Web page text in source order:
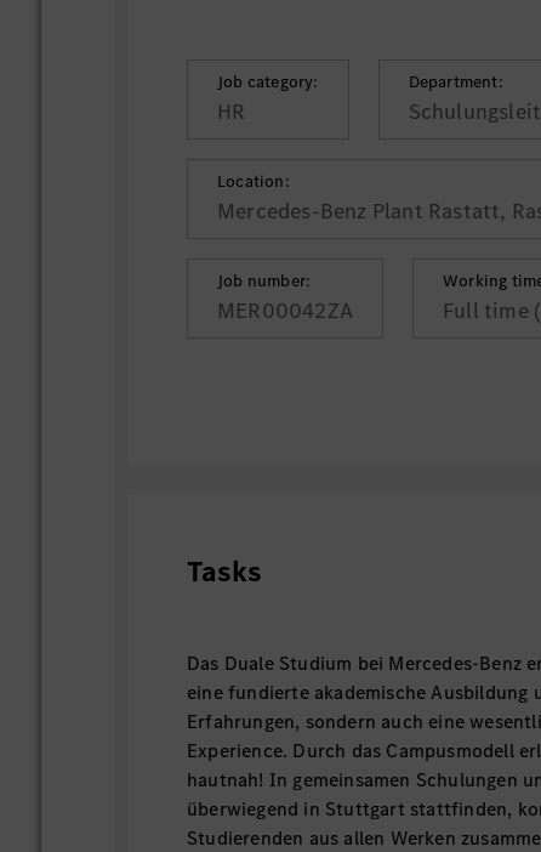
Job category:
HR
Department:
Location:
Mercedes-Benz Plant Rastatt,
Job number:
MER00042ZA
Working
Full time
Tasks
Das Duale Studium bei Mercedes-Benz
eine fundierte akademische Ausbildung
Erfahrungen, sondern auch eine
Experience. Durch das Campusmodell
hautnah! In gemeinsamen Schulungen
überwiegend in Stuttgart stattfinden,
Studierenden aus allen Werken